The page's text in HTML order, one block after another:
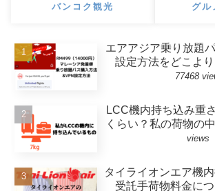
バンコク観光 グル
エアアジア乗り放題
設定方法をどこよ
77468
LCC機内持ち込み重
くらい？私の荷物の
views
タイライオンエア機
受託手荷物料金に